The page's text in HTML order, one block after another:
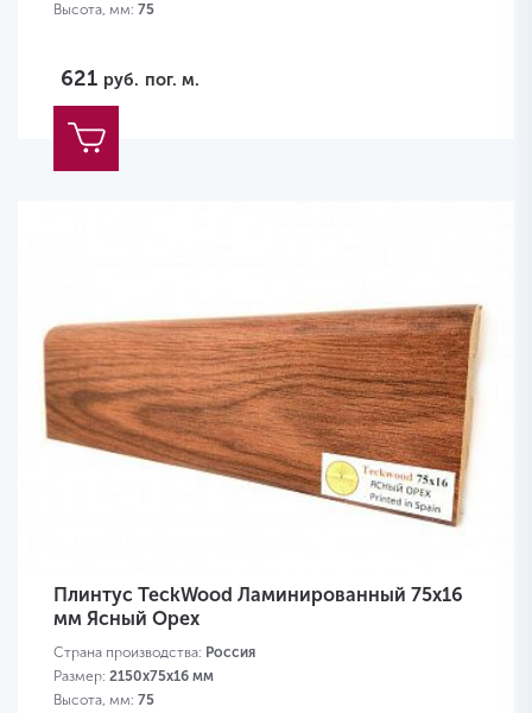
Высота, мм: 75
621 руб. пог. м.
Плинтус TeckWood Ламинированный 75х16
мм Ясный Орех
Страна производства: Россия
Размер: 2150х75х16 мм
Высота, мм: 75